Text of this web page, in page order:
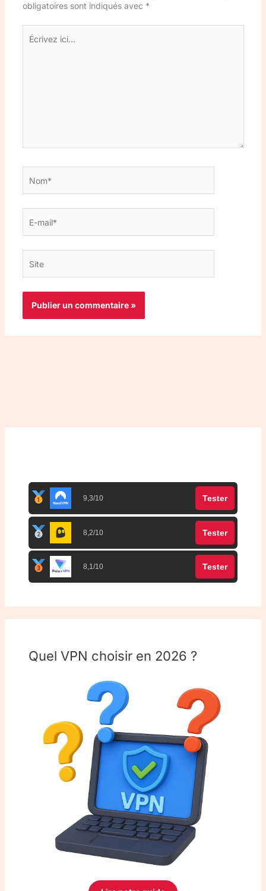
obligatoires sont indiqués avec *
ici…
mail*
9,3/10 Tester
8,2/10 Tester
8,1/10 Tester
Quel VPN choisir en 2026 ?